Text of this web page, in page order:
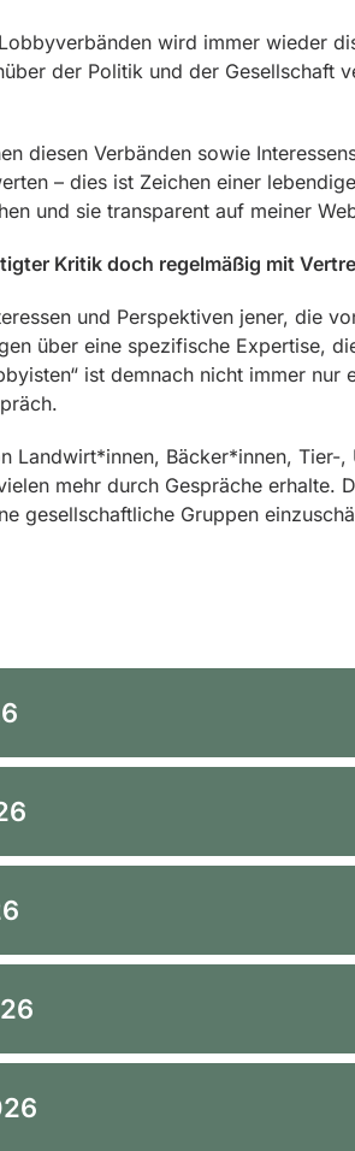
wird immer wieder
der Politik und der Gesellschaft
diesen Verbänden sowie
– dies ist Zeichen einer
und sie transparent auf meiner
Kritik doch regelmäßig mit
und Perspektiven jener, die
über eine spezifische Expertise,
ist demnach nicht immer nur
Landwirt*innen, Bäcker*innen, Tier-
mehr durch Gespräche erhalte.
gesellschaftliche Gruppen
BÖLW